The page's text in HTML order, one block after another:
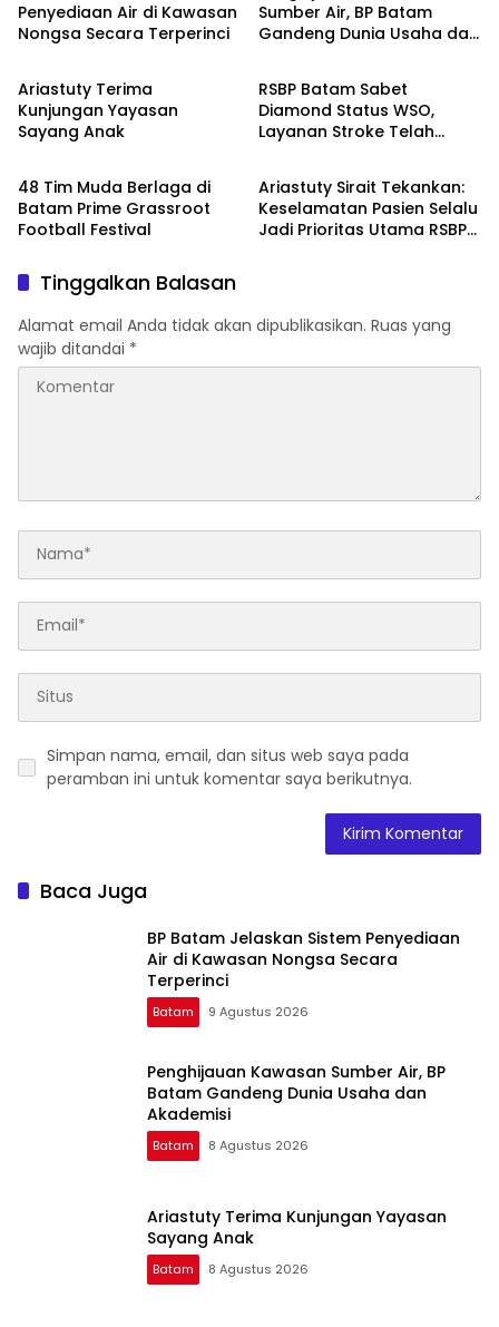
Penyediaan Air di Kawasan
Nongsa Secara Terperinci
Sumber Air, BP Batam
Gandeng Dunia Usaha dan
Batam
Ariastuty Terima
Kunjungan Yayasan
Sayang Anak
Batam
RSBP Batam Sabet
Diamond Status WSO,
Layanan Stroke Telah
Batam
48 Tim Muda Berlaga di
Batam Prime Grassroot
Football Festival
Batam
Ariastuty Sirait Tekankan:
Keselamatan Pasien Selalu
Jadi Prioritas Utama RSBP
Tinggalkan Balasan
Alamat email Anda tidak akan dipublikasikan. Ruas yang
wajib ditandai *
Simpan nama, email, dan situs web saya pada
peramban ini untuk komentar saya berikutnya.
Baca Juga
BP Batam Jelaskan Sistem Penyediaan
Air di Kawasan Nongsa Secara
Terperinci
Batam 9 Agustus 2026
Penghijauan Kawasan Sumber Air, BP
Batam Gandeng Dunia Usaha dan
Akademisi
Batam 8 Agustus 2026
Ariastuty Terima Kunjungan Yayasan
Sayang Anak
Batam 8 Agustus 2026